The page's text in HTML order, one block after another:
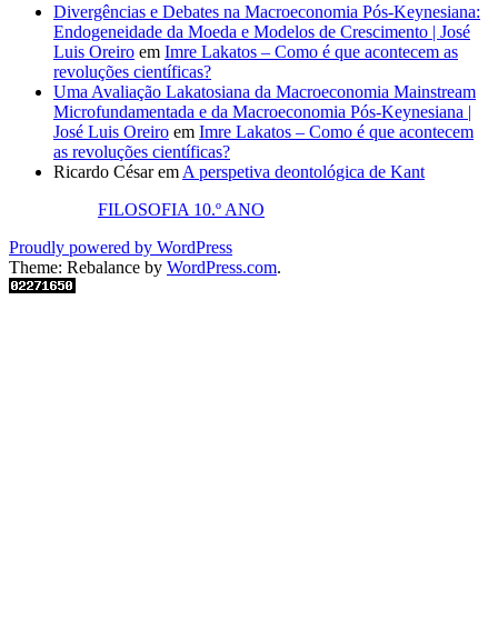
Divergências e Debates na Macroeconomia Pós-Keynesiana:
Endogeneidade da Moeda e Modelos de Crescimento | José
Luis Oreiro em Imre Lakatos – Como é que acontecem as
revoluções científicas?
Uma Avaliação Lakatosiana da Macroeconomia Mainstream
Microfundamentada e da Macroeconomia Pós-Keynesiana |
José Luis Oreiro em Imre Lakatos – Como é que acontecem
as revoluções científicas?
Ricardo Césarem A perspetiva deontológica de Kant
FILOSOFIA 10.º ANO
Proudly powered by WordPress
Theme: Rebalance by WordPress.com.